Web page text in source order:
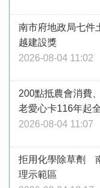
南市府地政局七
越建設獎
2026-08-04 11:02
200點抵農會消費
老愛心卡116年起
2026-08-04 11:07
拒用化學除草劑
理示範區